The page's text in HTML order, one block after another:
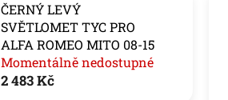
ČERNÝ LEVÝ
SVĚTLOMET TYC PRO
ALFA ROMEO MITO 08-15
Momentálně nedostupné
2 483 Kč